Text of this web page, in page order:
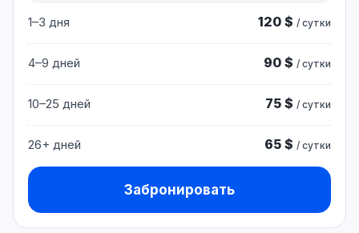
1–3 дня 120 $ / сутки
4–9 дней 90 $ / сутки
10–25 дней 75 $ / сутки
26+ дней 65 $ / сутки
Забронировать